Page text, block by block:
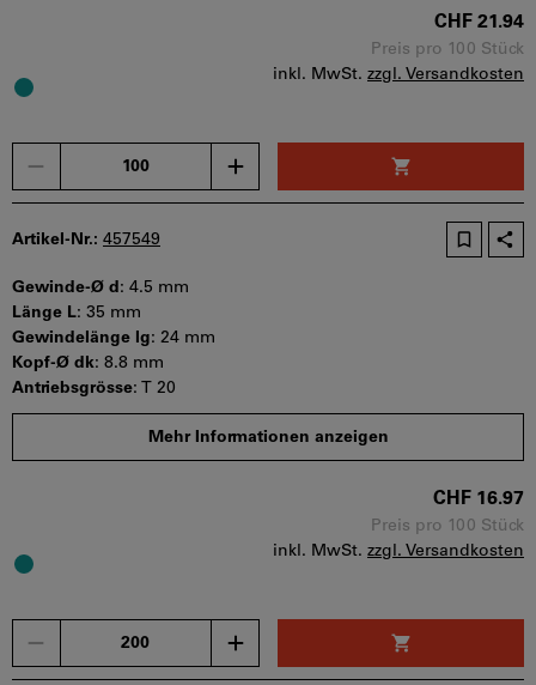
CHF 21.94
Preis pro 100 Stück
inkl. MwSt. zzgl. Versandkosten
Artikel-Nr.: 457549
Gewinde-Ø d: 4.5 mm
Länge L: 35 mm
Gewindelänge lg: 24 mm
Kopf-Ø dk: 8.8 mm
Antriebsgrösse: T 20
Mindestbestellmenge: 200 Stück
Mehr Informationen anzeigen
CHF 16.97
Preis pro 100 Stück
inkl. MwSt. zzgl. Versandkosten